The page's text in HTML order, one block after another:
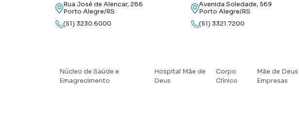
Rua José de Alencar, 286
Porto Alegre/RS
(51) 3230.6000
Avenida Soledade, 569
Porto Alegre/RS
(51) 3321.7200
Núcleo de Saúde e
Emagrecimento
Hospital Mãe de
Deus
Corpo
Clínico
Mãe de Deus
Empresas